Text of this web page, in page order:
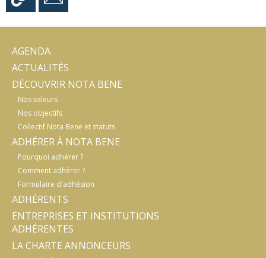
AGENDA
ACTUALITÉS
DÉCOUVRIR NOTA BENE
Nos valeurs
Nos objectifs
Collectif Nota Bene et statuts
ADHÉRER À NOTA BENE
Pourquoi adhérer ?
Comment adhérer ?
Formulaire d'adhésion
ADHÉRENTS
ENTREPRISES ET INSTITUTIONS
ADHÉRENTES
LA CHARTE ANNONCEURS